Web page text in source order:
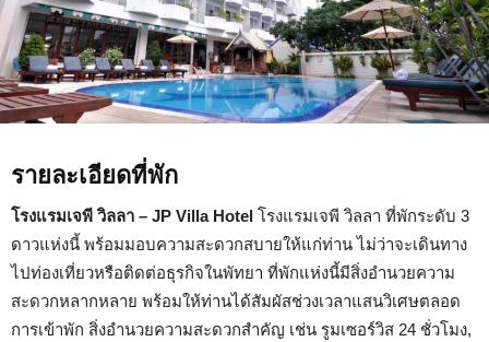
รายละเอียดที่พัก
โรงแรมเจพี วิลลา – JP Villa Hotel โรงแรมเจพี วิลลา ที่พักระดับ 3
ดาวแห่งนี้ พร้อมมอบความสะดวกสบายให้แก่ท่าน ไม่ว่าจะเดินทาง
ไปท่องเที่ยวหรือติดต่อธุรกิจในพัทยา ที่พักแห่งนี้มีสิ่งอำนวยความ
สะดวกหลากหลาย พร้อมให้ท่านได้สัมผัสช่วงเวลาแสนวิเศษตลอด
การเข้าพัก สิ่งอำนวยความสะดวกสำคัญ เช่น รูมเซอร์วิส 24 ชั่วโมง,